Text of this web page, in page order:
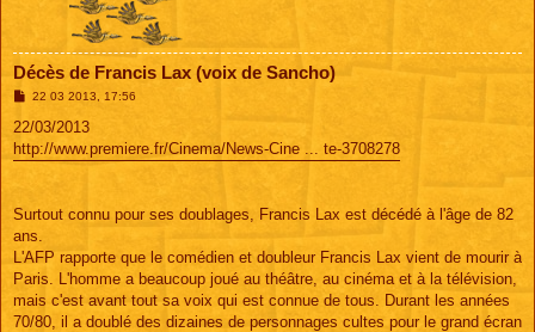
Décès de Francis Lax (voix de Sancho)
M
s
a
22 03 2013, 17:56
22/03/2013
http://www.premiere.fr/Cinema/News-Cine ... te-3708278
Surtout connu pour ses doublages, Francis Lax est décédé à l'âge de 82
ans.
L'AFP rapporte que le comédien et doubleur Francis Lax vient de mourir à
Paris. L'homme a beaucoup joué au théâtre, au cinéma et à la télévision,
mais c'est avant tout sa voix qui est connue de tous. Durant les années
70/80, il a doublé des dizaines de personnages cultes pour le grand écran